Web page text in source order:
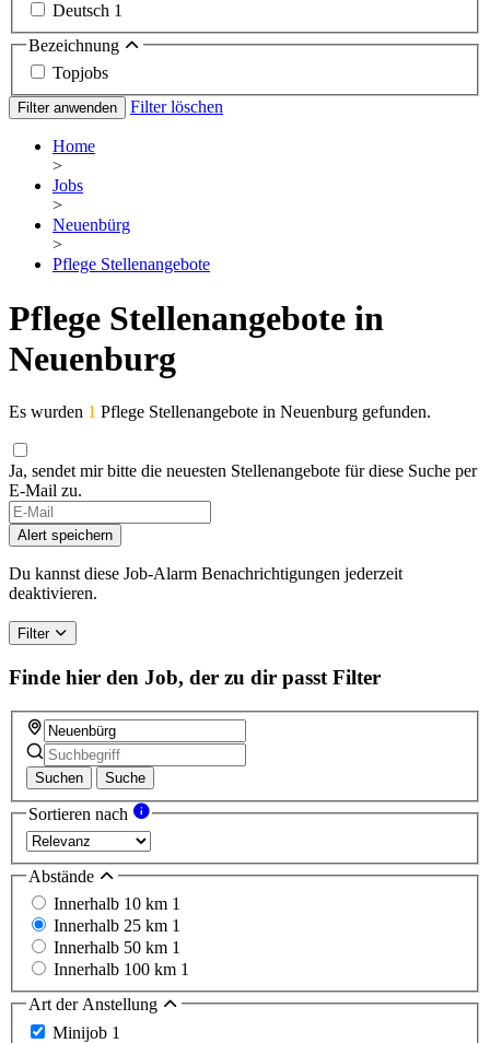
Deutsch 1
Bezeichnung
Topjobs
Filter anwenden Filter löschen
Home
>
Jobs
>
Neuenbürg
>
Pflege Stellenangebote
Pflege Stellenangebote in
Neuenburg
Es wurden 1 Pflege Stellenangebote in Neuenburg gefunden.
Ja, sendet mir bitte die neuesten Stellenangebote für diese Suche per
E-Mail zu.
If
you
are
a
human,
this
field
Alert speichern
Du kannst diese Job-Alarm Benachrichtigungen jederzeit
deaktivieren.
Filter
Finde hier den Job, der zu dir passt Filter
Suchen Suche
Sortieren nach
Abstände
Innerhalb 10 km 1
Innerhalb 25 km 1
Innerhalb 50 km 1
Innerhalb 100 km 1
Art der Anstellung
Minijob 1